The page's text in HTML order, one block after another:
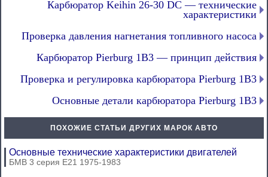
Карбюратор Keihin 26-30 DC — технические
характеристики
Проверка давления нагнетания топливного насоса
Карбюратор Pierburg 1B3 — принцип действия
Проверка и регулировка карбюратора Pierburg 1B3
Основные детали карбюратора Pierburg 1B3
ПОХОЖИЕ СТАТЬИ ДРУГИХ МАРОК АВТО
Основные технические характеристики двигателей
БМВ 3 серия Е21 1975-1983